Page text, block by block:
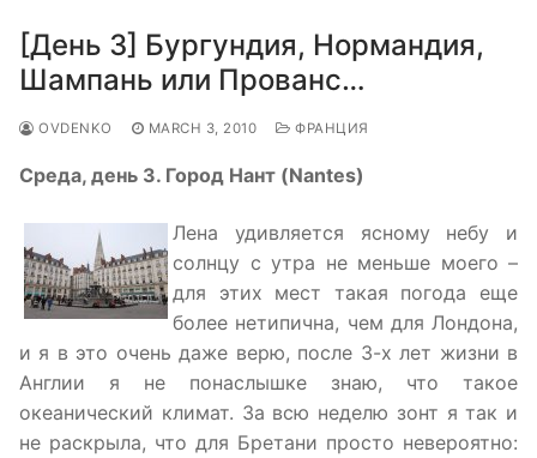
[День 3] Бургундия, Нормандия,
Шампань или Прованс…
OVDENKO MARCH 3, 2010 ФРАНЦИЯ
Среда, день 3. Город Нант (Nantes)
Лена удивляется ясному небу и
солнцу с утра не меньше моего –
для этих мест такая погода еще
более нетипична, чем для Лондона,
и я в это очень даже верю, после 3-х лет жизни в
Англии я не понаслышке знаю, что такое
океанический климат. За всю неделю зонт я так и
не раскрыла, что для Бретани просто невероятно: